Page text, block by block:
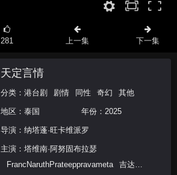
281 上一集 下一集
天定言情
分类： 港台剧 剧情 同性 奇幻 其他
地区： 泰国 年份： 2025
导演： 纳塔蓬·旺卡维派罗
主演： 塔维南·阿努固布拉瑟
FrancNaruthPrateeppravameta
吉达蓬·